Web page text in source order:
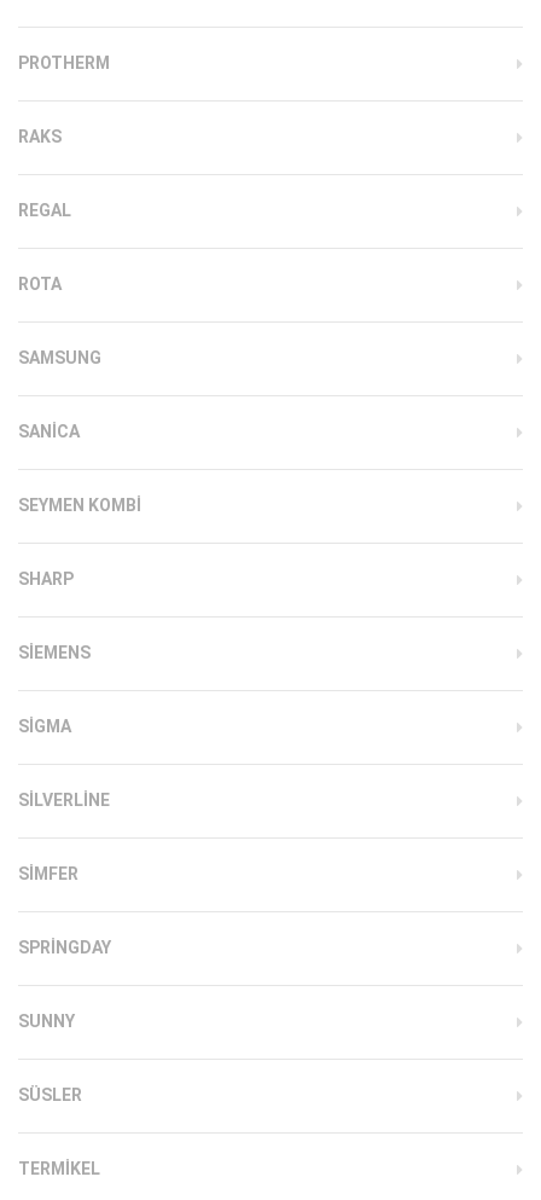
PROTHERM
RAKS
REGAL
ROTA
SAMSUNG
SANICA
SEYMEN KOMBI
SHARP
SIEMENS
SIGMA
SILVERLINE
SIMFER
SPRINGDAY
SUNNY
SÜSLER
TERMIKEL